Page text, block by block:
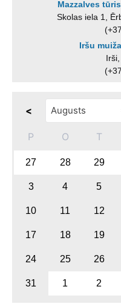
Mazzalves
Skolas iela 1,
Iršu
<
P O T
27 28 29
3 4 5
10 11 12
17 18 19
24 25 26
31 1 2